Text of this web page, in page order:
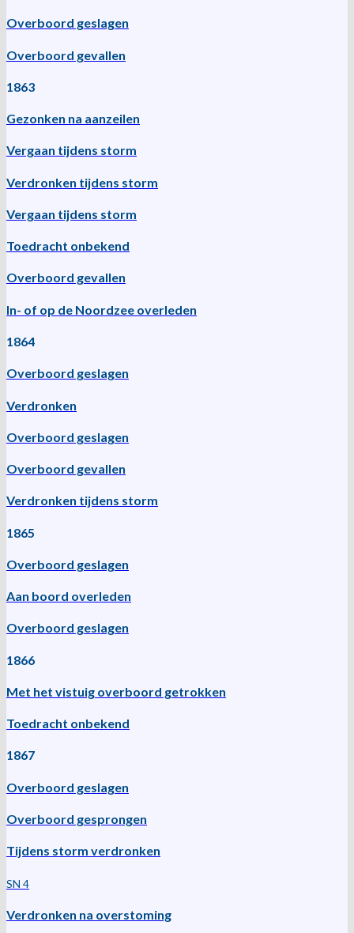
Overboord geslagen
Overboord gevallen
1863
Gezonken na aanzeilen
Vergaan tijdens storm
Verdronken tijdens storm
Vergaan tijdens storm
Toedracht onbekend
Overboord gevallen
In- of op de Noordzee overleden
1864
Overboord geslagen
Verdronken
Overboord geslagen
Overboord gevallen
Verdronken tijdens storm
1865
Overboord geslagen
Aan boord overleden
Overboord geslagen
1866
Met het vistuig overboord getrokken
Toedracht onbekend
1867
Overboord geslagen
Overboord gesprongen
Tijdens storm verdronken
SN 4
Verdronken na overstoming